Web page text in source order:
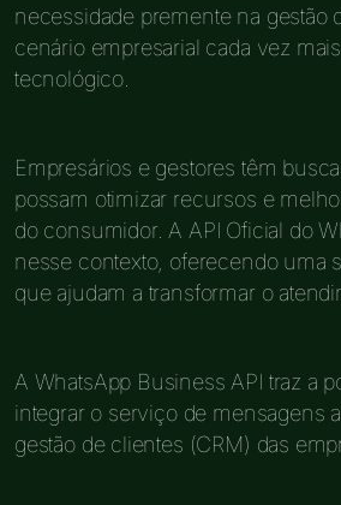
necessidade premente na gestão
cenário empresarial cada vez
tecnológico.
Empresários e gestores têm
possam otimizar recursos e
do consumidor. A API Oficial do
nesse contexto, oferecendo uma
que ajudam a transformar o
A WhatsApp Business API traz a
integrar o serviço de mensagens
gestão de clientes (CRM) das